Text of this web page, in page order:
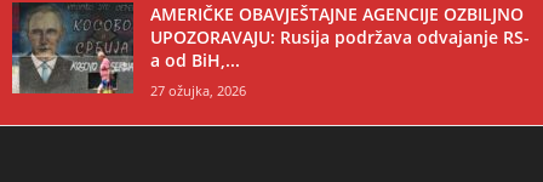
AMERIČKE OBAVJEŠTAJNE AGENCIJE OZBILJNO
UPOZORAVAJU: Rusija podržava odvajanje RS-
a od BiH,...
27 ožujka, 2026